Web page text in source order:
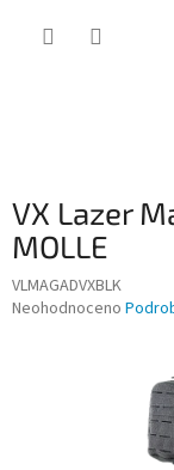
VX Lazer
MOLLE
VLMAGADVXBLK
Průměrné
Neohodnoceno